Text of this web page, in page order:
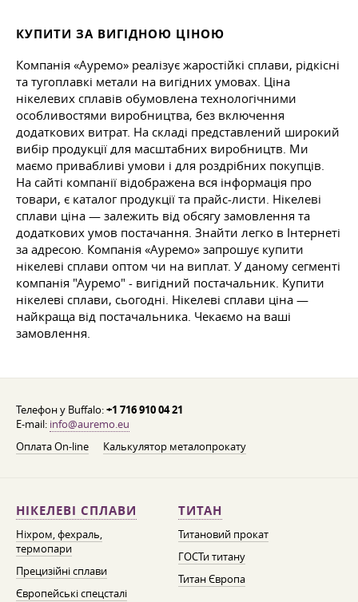
КУПИТИ ЗА ВИГІДНОЮ ЦІНОЮ
Компанія «Ауремо» реалізує жаростійкі сплави, рідкісні
та тугоплавкі метали на вигідних умовах. Ціна
нікелевих сплавів обумовлена технологічними
особливостями виробництва, без включення
додаткових витрат. На складі представлений широкий
вибір продукції для масштабних виробництв. Ми
маємо привабливі умови і для роздрібних покупців.
На сайті компанії відображена вся інформація про
товари, є каталог продукції та прайс-листи. Нікелеві
сплави ціна — залежить від обсягу замовлення та
додаткових умов постачання. Знайти легко в Інтернеті
за адресою. Компанія «Ауремо» запрошує купити
нікелеві сплави оптом чи на виплат. У даному сегменті
компанія "Ауремо" - вигідний постачальник. Купити
нікелеві сплави, сьогодні. Нікелеві сплави ціна —
найкраща від постачальника. Чекаємо на ваші
замовлення.
Телефон у Buffalo:+1 716 910 04 21
E-mail: info@auremo.eu
Оплата On-line
Калькулятор металопрокату
НІКЕЛЕВІ СПЛАВИ
Ніхром, фехраль,
термопари
Прецизійні сплави
Європейські спецсталі
ТИТАН
Титановий прокат
ГОСТи титану
Титан Європа